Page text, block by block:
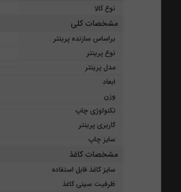
نوع کالا
مشخصات کلی
براساس سازنده پرینتر
نوع پرینتر
مدل پرینتر
ابعاد
وزن
تکنولوژی چاپ
کاربری پرینتر
سایز چاپ
مشخصات کاغذ
سایز کاغذ قابل استفاده
ظرفیت سینی کاغذ